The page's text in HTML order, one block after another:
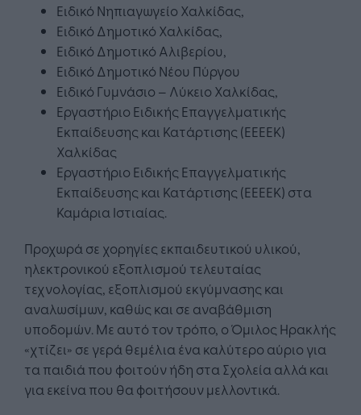
Ειδικό Νηπιαγωγείο Χαλκίδας,
Ειδικό Δημοτικό Χαλκίδας,
Ειδικό Δημοτικό Αλιβερίου,
Ειδικό Δημοτικό Νέου Πύργου
Ειδικό Γυμνάσιο – Λύκειο Χαλκίδας,
Εργαστήριο Ειδικής Επαγγελματικής
Εκπαίδευσης και Κατάρτισης (ΕΕΕΕΚ)
Χαλκίδας
Εργαστήριο Ειδικής Επαγγελματικής
Εκπαίδευσης και Κατάρτισης (ΕΕΕΕΚ) στα
Καμάρια Ιστιαίας.
Προχωρά σε χορηγίες εκπαιδευτικού υλικού,
ηλεκτρονικού εξοπλισμού τελευταίας
τεχνολογίας, εξοπλισμού εκγύμνασης και
αναλωσίμων, καθώς και σε αναβάθμιση
υποδομών. Με αυτό τον τρόπο, ο Όμιλος Ηρακλής
«χτίζει» σε γερά θεμέλια ένα καλύτερο αύριο για
τα παιδιά που φοιτούν ήδη στα Σχολεία αλλά και
για εκείνα που θα φοιτήσουν μελλοντικά.